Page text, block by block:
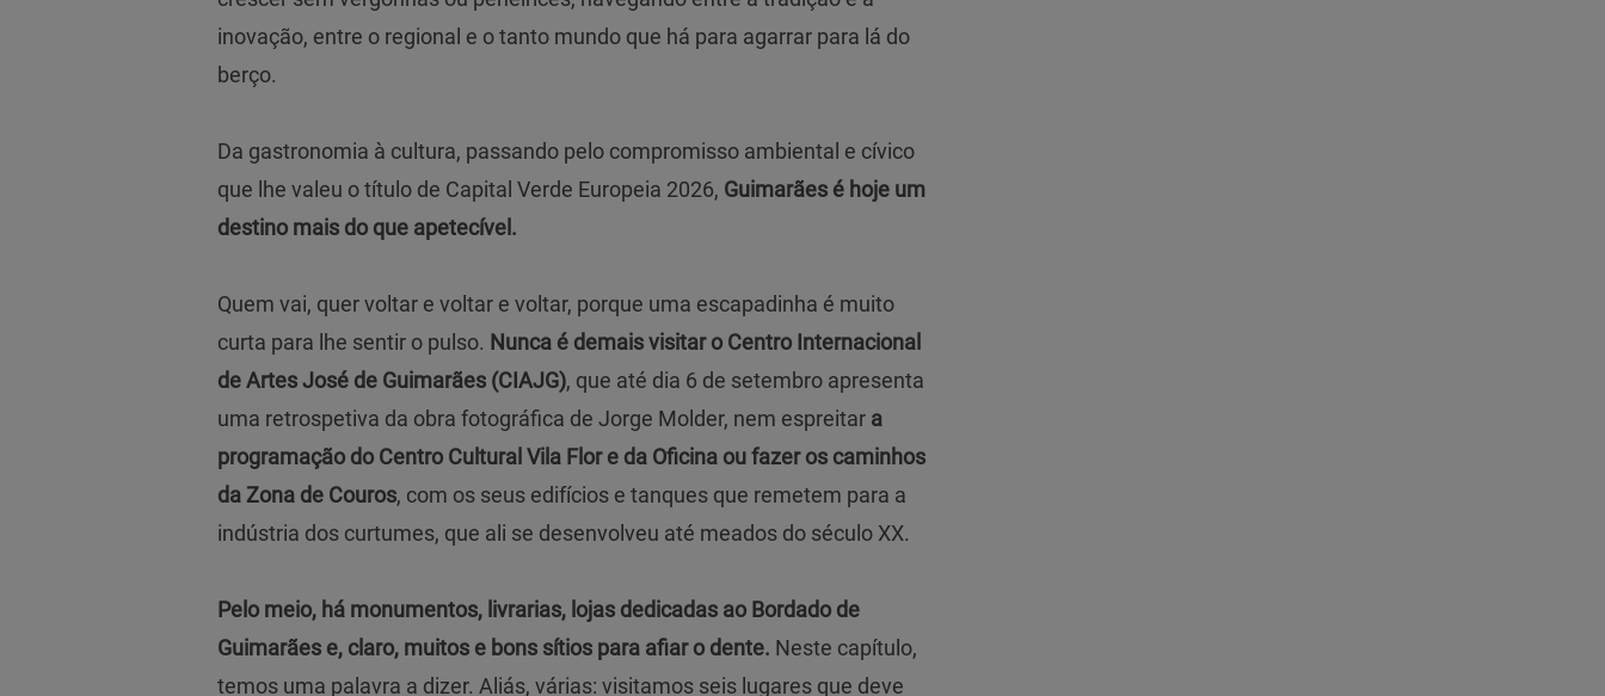
inovação, entre o regional e o tanto mundo que há para agarrar para lá do
berço.
Da gastronomia à cultura, passando pelo compromisso ambiental e cívico
que lhe valeu o título de Capital Verde Europeia 2026, Guimarães é hoje um
destino mais do que apetecível.
Quem vai, quer voltar e voltar e voltar, porque uma escapadinha é muito
curta para lhe sentir o pulso. Nunca é demais visitar o Centro Internacional
de Artes José de Guimarães (CIAJG), que até dia 6 de setembro apresenta
uma retrospetiva da obra fotográfica de Jorge Molder, nem espreitar a
programação do Centro Cultural Vila Flor e da Oficina ou fazer os caminhos
da Zona de Couros, com os seus edifícios e tanques que remetem para a
indústria dos curtumes, que ali se desenvolveu até meados do século XX.
Pelo meio, há monumentos, livrarias, lojas dedicadas ao Bordado de
Guimarães e, claro, muitos e bons sítios para afiar o dente. Neste capítulo,
temos uma palavra a dizer. Aliás, várias: visitamos seis lugares que deve